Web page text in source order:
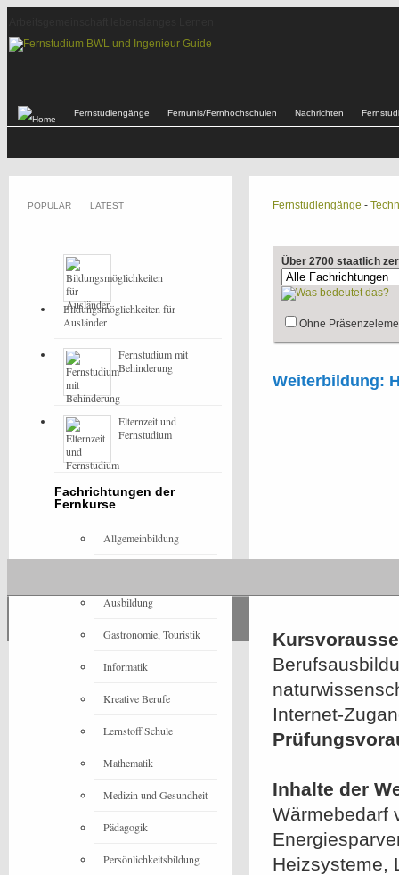
Fernstudiengänge Fernunis/Fernhochschulen Nachrichten
Fernstudiengänge -
Über 2700 staatlich
Ohne
Weiterbildung:
Internet-
Inhalte der
Wärmebedarf
Heizsysteme,
POPULAR LATEST
Bildungsmöglichkeiten für
Ausländer
Fernstudium mit
Behinderung
Elternzeit und
Fernstudium
Fachrichtungen der
Fernkurse
Allgemeinbildung
Ausbildung
Gastronomie, Touristik
Informatik
Kreative Berufe
Lernstoff Schule
Mathematik
Medizin und Gesundheit
Pädagogik
Persönlichkeitsbildung